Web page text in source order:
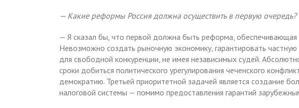
— Какие реформы Россия должна осуществить в первую очередь?
— Я сказал бы, что первой должна быть реформа, обеспечивающая
Невозможно создать рыночную экономику, гарантировать частную
для свободной конкуренции, не имея независимых судей.
сроки добиться политического урегулирования чеченского
демократию. Третьей приоритетной задачей является создание
налоговой системы — помимо предоставления гарантий